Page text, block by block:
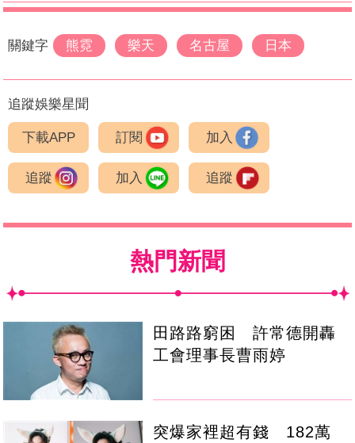
關鍵字 熊霓 樂天 名古屋 日本
追蹤娛樂星聞
下載APP 訂閱 加入
追蹤 加入 追蹤
熱門新聞
田路路窮困 許常德開轟
工會理事長曹雨婷
突爆家裡超有錢 182萬